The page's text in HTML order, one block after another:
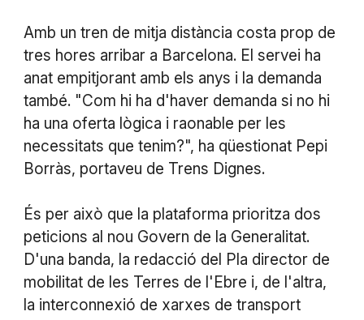
Amb un tren de mitja distància costa prop de
tres hores arribar a Barcelona. El servei ha
anat empitjorant amb els anys i la demanda
també. "Com hi ha d'haver demanda si no hi
ha una oferta lògica i raonable per les
necessitats que tenim?", ha qüestionat Pepi
Borràs, portaveu de Trens Dignes.
És per això que la plataforma prioritza dos
peticions al nou Govern de la Generalitat.
D'una banda, la redacció del Pla director de
mobilitat de les Terres de l'Ebre i, de l'altra,
la interconnexió de xarxes de transport